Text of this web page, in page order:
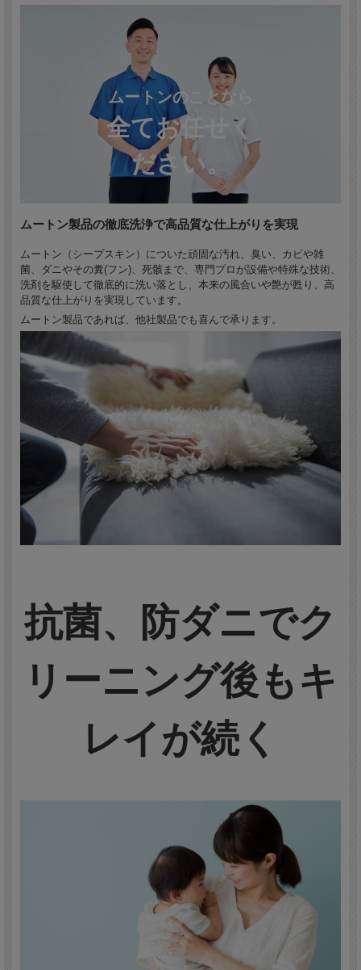
ムートンのことなら
全てお任せく
ださい。
ムートン製品の徹底洗浄で高品質な仕上がりを実現
ムートン（シープスキン）についた頑固な汚れ、臭い、カビや雑
菌、ダニやその糞(フン)、死骸まで、専門プロが設備や特殊な技術、
洗剤を駆使して徹底的に洗い落とし、本来の風合いや艶が甦り、高
品質な仕上がりを実現しています。
ムートン製品であれば、他社製品でも喜んで承ります。
抗菌、防ダニでク
リーニング後もキ
レイが続く